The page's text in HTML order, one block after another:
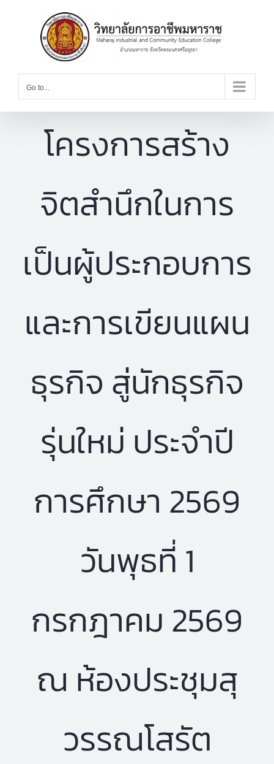
Go to...
โครงการสร้าง
จิตสำนึกในการ
เป็นผู้ประกอบการ
และการเขียนแผน
ธุรกิจ สู่นักธุรกิจ
รุ่นใหม่ ประจำปี
การศึกษา 2569
วันพุธที่ 1
กรกฎาคม 2569
ณ ห้องประชุมสุ
วรรณโสรัต